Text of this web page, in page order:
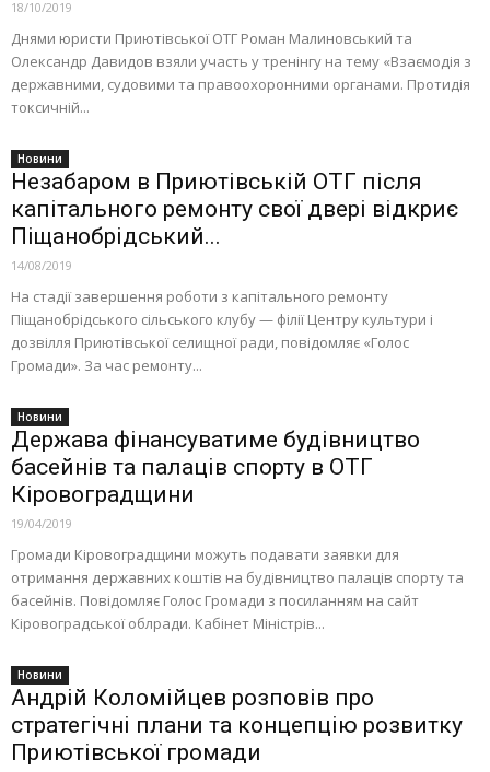
18/10/2019
Днями юристи Приютівської ОТГ Роман Малиновський та
Олександр Давидов взяли участь у тренінгу на тему «Взаємодія з
державними, судовими та правоохоронними органами. Протидія
токсичній...
Новини
Незабаром в Приютівській ОТГ після
капітального ремонту свої двері відкриє
Піщанобрідський...
14/08/2019
На стадії завершення роботи з капітального ремонту
Піщанобрідського сільського клубу — філії Центру культури і
дозвілля Приютівської селищної ради, повідомляє «Голос
Громади». За час ремонту...
Новини
Держава фінансуватиме будівництво
басейнів та палаців спорту в ОТГ
Кіровоградщини
19/04/2019
Громади Кіровоградщини можуть подавати заявки для
отримання державних коштів на будівництво палаців спорту та
басейнів. Повідомляє Голос Громади з посиланням на сайт
Кіровоградської облради. Кабінет Міністрів...
Новини
Андрій Коломійцев розповів про
стратегічні плани та концепцію розвитку
Приютівської громади